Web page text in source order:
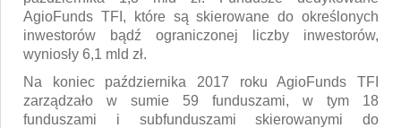
AgioFunds TFI, które są skierowane do określonych
inwestorów bądź ograniczonej liczby inwestorów,
wyniosły 6,1 mld zł.
Na koniec października 2017 roku AgioFunds TFI
zarządzało w sumie 59 funduszami, w tym 18
funduszami i subfunduszami skierowanymi do